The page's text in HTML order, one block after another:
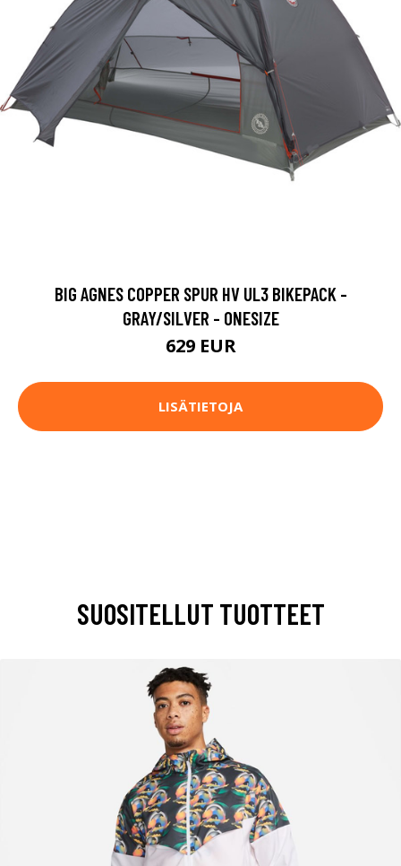
BIG AGNES COPPER SPUR HV UL3 BIKEPACK -
GRAY/SILVER - ONESIZE
629 EUR
LISÄTIETOJA
SUOSITELLUT TUOTTEET